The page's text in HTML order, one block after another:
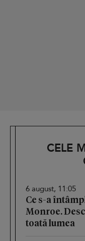
CELE
6 august, 11:05
Ce s-a
Monroe.
toată lumea